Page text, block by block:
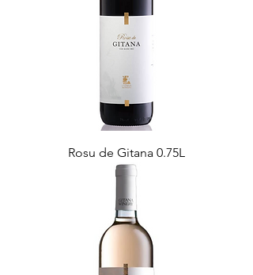
Rosu de Gitana 0.75L